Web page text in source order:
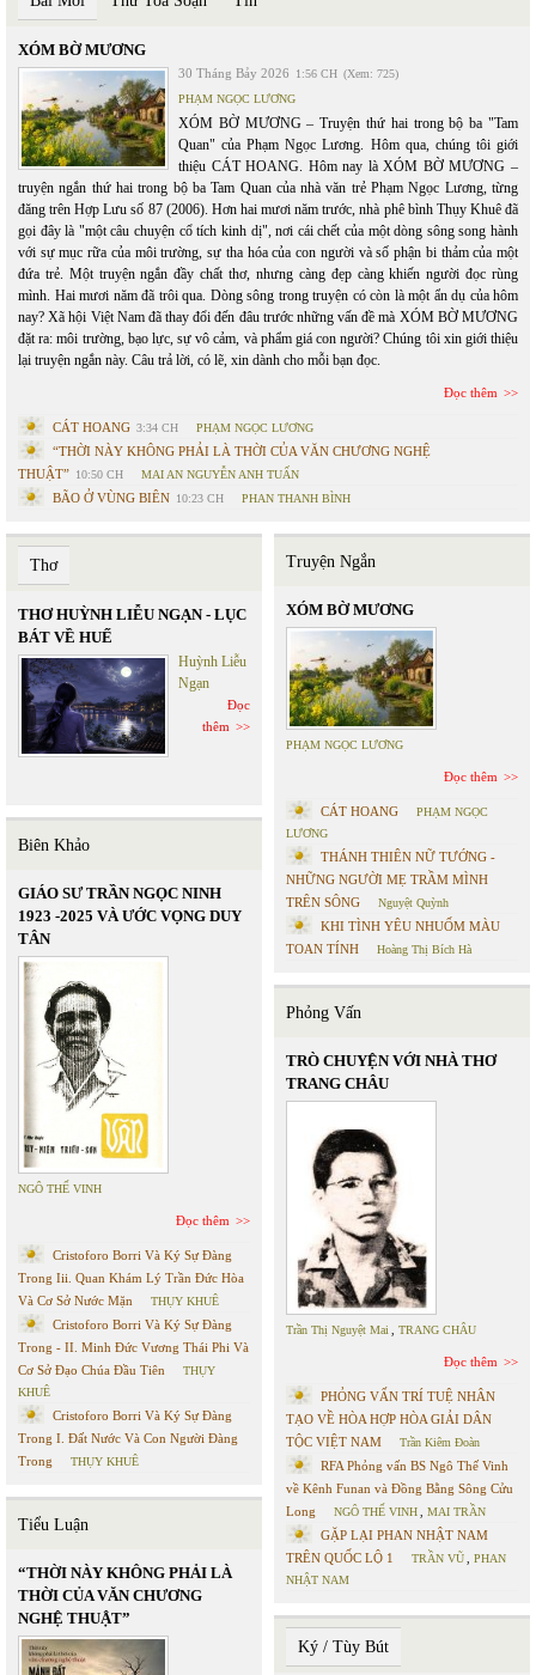
XÓM BỜ MƯƠNG
30 Tháng Bảy 2026 1:56 CH (Xem: 725)
PHẠM NGỌC LƯƠNG
XÓM BỜ MƯƠNG – Truyện thứ hai trong bộ ba "Tam
Quan" của Phạm Ngọc Lương. Hôm qua, chúng tôi giới
thiệu CÁT HOANG. Hôm nay là XÓM BỜ MƯƠNG –
truyện ngắn thứ hai trong bộ ba Tam Quan của nhà văn trẻ Phạm Ngọc Lương, từng
đăng trên Hợp Lưu số 87 (2006). Hơn hai mươi năm trước, nhà phê bình Thụy Khuê đã
gọi đây là "một câu chuyện cổ tích kinh dị", nơi cái chết của một dòng sông song hành
với sự mục rữa của môi trường, sự tha hóa của con người và số phận bi thảm của một
đứa trẻ. Một truyện ngắn đầy chất thơ, nhưng càng đẹp càng khiến người đọc rùng
mình. Hai mươi năm đã trôi qua. Dòng sông trong truyện có còn là một ẩn dụ của hôm
nay? Xã hội Việt Nam đã thay đổi đến đâu trước những vấn đề mà XÓM BỜ MƯƠNG
đặt ra: môi trường, bạo lực, sự vô cảm, và phẩm giá con người? Chúng tôi xin giới thiệu
lại truyện ngắn này. Câu trả lời, có lẽ, xin dành cho mỗi bạn đọc.
Đọc thêm
CÁT HOANG 3:34 CH PHẠM NGỌC LƯƠNG
“THỜI NÀY KHÔNG PHẢI LÀ THỜI CỦA VĂN CHƯƠNG NGHỆ
THUẬT” 10:50 CH MAI AN NGUYỄN ANH TUẤN
BÃO Ở VÙNG BIÊN 10:23 CH PHAN THANH BÌNH
Thơ
THƠ HUỲNH LIỄU NGẠN - LỤC
BÁT VỀ HUẾ
Huỳnh Liễu
Ngạn
Đọc
thêm
Biên Khảo
GIÁO SƯ TRẦN NGỌC NINH
1923 -2025 VÀ ƯỚC VỌNG DUY
TÂN
NGÔ THẾ VINH
Đọc thêm
Cristoforo Borri Và Ký Sự Đàng
Trong Iii. Quan Khám Lý Trần Đức Hòa
Và Cơ Sở Nước Mặn
THỤY KHUÊ
Cristoforo Borri Và Ký Sự Đàng
Trong - II. Minh Đức Vương Thái Phi Và
Cơ Sở Đạo Chúa Đầu Tiên
THỤY
KHUÊ
Cristoforo Borri Và Ký Sự Đàng
Trong I. Đất Nước Và Con Người Đàng
Trong
THỤY KHUÊ
Tiểu Luận
“THỜI NÀY KHÔNG PHẢI LÀ
THỜI CỦA VĂN CHƯƠNG
NGHỆ THUẬT”
Truyện Ngắn
XÓM BỜ MƯƠNG
PHẠM NGỌC LƯƠNG
Đọc thêm
CÁT HOANG
PHẠM NGỌC
LƯƠNG
THÁNH THIÊN NỮ TƯỚNG -
NHỮNG NGƯỜI MẸ TRẦM MÌNH
TRÊN SÔNG
Nguyệt Quỳnh
KHI TÌNH YÊU NHUỐM MÀU
TOAN TÍNH
Hoàng Thị Bích Hà
Phỏng Vấn
TRÒ CHUYỆN VỚI NHÀ THƠ
TRANG CHÂU
Trần Thị Nguyệt Mai TRANG CHÂU
Đọc thêm
PHỎNG VẤN TRÍ TUỆ NHÂN
TẠO VỀ HÒA HỢP HÒA GIẢI DÂN
TỘC VIỆT NAM
Trần Kiêm Đoàn
RFA Phỏng vấn BS Ngô Thế Vinh
về Kênh Funan và Đồng Bằng Sông Cửu
Long
NGÔ THẾ VINH MAI TRẦN
GẶP LẠI PHAN NHẬT NAM
TRÊN QUỐC LỘ 1
TRẦN VŨ
PHAN
NHẬT NAM
Ký / Tùy Bút